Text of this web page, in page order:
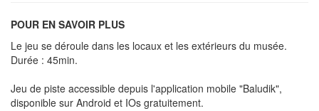
POUR EN SAVOIR PLUS
Le jeu se déroule dans les locaux et les extérieurs du musée.
Durée : 45min.
Jeu de piste accessible depuis l'application mobile "Baludik",
disponible sur Android et IOs gratuitement.